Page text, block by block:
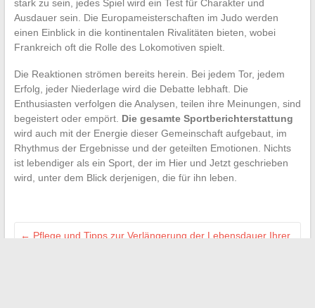
stark zu sein, jedes Spiel wird ein Test für Charakter und
Ausdauer sein. Die Europameisterschaften im Judo werden
einen Einblick in die kontinentalen Rivalitäten bieten, wobei
Frankreich oft die Rolle des Lokomotiven spielt.
Die Reaktionen strömen bereits herein. Bei jedem Tor, jedem
Erfolg, jeder Niederlage wird die Debatte lebhaft. Die
Enthusiasten verfolgen die Analysen, teilen ihre Meinungen, sind
begeistert oder empört. Die gesamte Sportberichterstattung
wird auch mit der Energie dieser Gemeinschaft aufgebaut, im
Rhythmus der Ergebnisse und der geteilten Emotionen. Nichts
ist lebendiger als ein Sport, der im Hier und Jetzt geschrieben
wird, unter dem Blick derjenigen, die für ihn leben.
← Pflege und Tipps zur Verlängerung der Lebensdauer Ihrer